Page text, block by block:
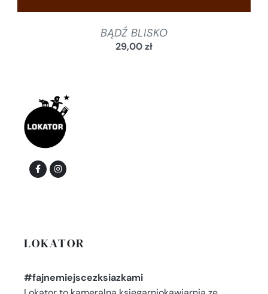
BĄDŹ BLISKO
29,00zł
LOKATOR
#fajnemiejscezksiazkami